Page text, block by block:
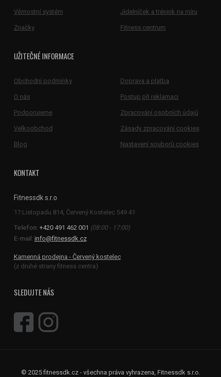
Věrnostní systém Jídelníček a trénink na míru
Značky Fitness centrum
UŽITEČNÉ INFORMACE
Obchodní podmínky Doprava a platba
O nás Postup při reklamaci
Podporujeme Zpracování osobních údajů
Velkoobchod Zásady zpracování cookies
Blog Nastavení souborů cookies
KONTAKT
Fitnessdk s.r.o
Telefon: +420 491 462 001 (08:00 - 17:00)
E-mail: info@fitnessdk.cz
Kamenná prodejna - Červený kostelec
(z druhé strany fitness centra)
SLEDUJTE NÁS
© 2025 fitnessdk.cz - všechna práva vyhrazena, Fitnessdk s.r.o.